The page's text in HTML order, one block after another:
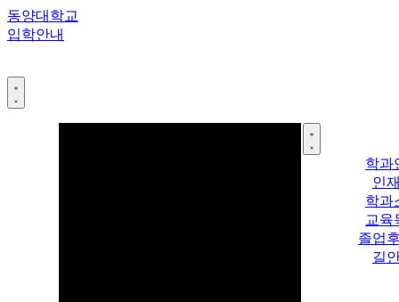
콘
텐
건
너
동양대학교
입학안내
학과
인
학과
교육
졸업
길